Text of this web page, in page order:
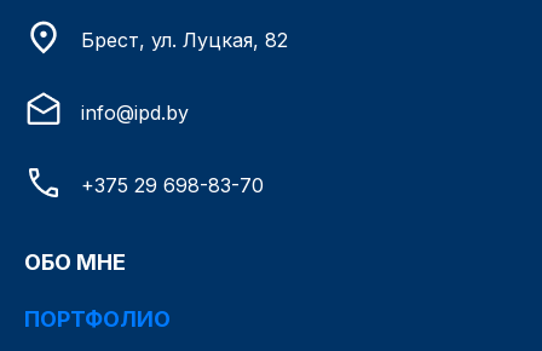
Брест, ул. Луцкая, 82
info@ipd.by
+375 29 698-83-70
ОБО МНЕ
ПОРТФОЛИО